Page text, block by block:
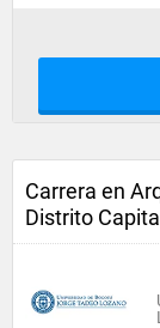
Carrera en
Distrito